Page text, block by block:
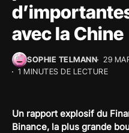
avec la Chine
SOPHIE TELMANN
29
1 MINUTES DE LECTURE
Un rapport explosif du
Binance, la plus grande